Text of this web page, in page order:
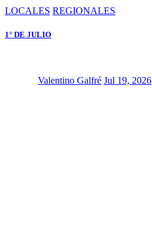
LOCALES REGIONALES
1° DE JULIO
Valentino Galfré Jul 19, 2026